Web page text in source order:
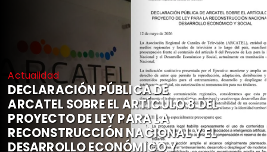
Actualidad
DECLARACIÓN PÚBLICA DE
ARCATEL SOBRE EL ARTÍCULO 8 DEL
PROYECTO DE LEY PARA LA
RECONSTRUCCIÓN NACIONAL Y EL
DESARROLLO ECONÓMICO Y